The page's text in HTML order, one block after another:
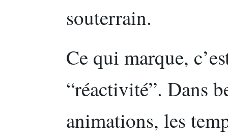
souterrain.
Ce qui marque,
“réactivité”. Dans
animations, les